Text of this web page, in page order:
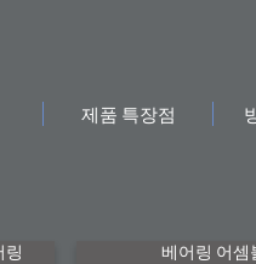
제품 특장점
링 베어링 어셈